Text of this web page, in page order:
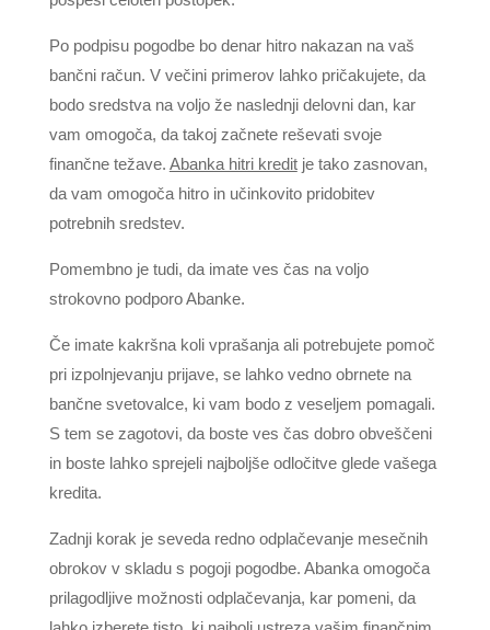
Po podpisu pogodbe bo denar hitro nakazan na vaš
bančni račun. V večini primerov lahko pričakujete, da
bodo sredstva na voljo že naslednji delovni dan, kar
vam omogoča, da takoj začnete reševati svoje
finančne težave. Abanka hitri kreditje tako zasnovan,
da vam omogoča hitro in učinkovito pridobitev
potrebnih sredstev.
Pomembno je tudi, da imate ves čas na voljo
strokovno podporo Abanke.
Če imate kakršna koli vprašanja ali potrebujete pomoč
pri izpolnjevanju prijave, se lahko vedno obrnete na
bančne svetovalce, ki vam bodo z veseljem pomagali.
S tem se zagotovi, da boste ves čas dobro obveščeni
in boste lahko sprejeli najboljše odločitve glede vašega
kredita.
Zadnji korak je seveda redno odplačevanje mesečnih
obrokov v skladu s pogoji pogodbe. Abanka omogoča
prilagodljive možnosti odplačevanja, kar pomeni, da